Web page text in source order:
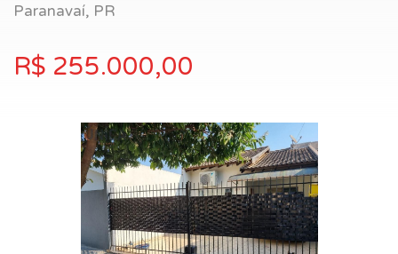
Paranavaí, PR
R$ 255.000,00